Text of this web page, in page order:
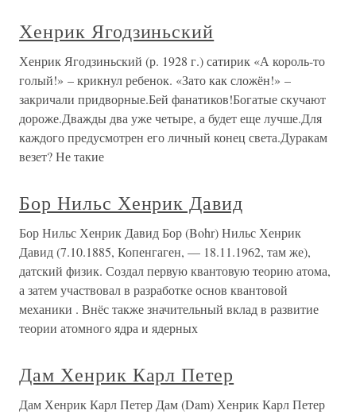
Хенрик Ягодзиньский
Хенрик Ягодзиньский (р. 1928 г.) сатирик «А король-то
голый!» – крикнул ребенок. «Зато как сложён!» –
закричали придворные.Бей фанатиков!Богатые скучают
дороже.Дважды два уже четыре, а будет еще лучше.Для
каждого предусмотрен его личный конец света.Дуракам
везет? Не такие
Бор Нильс Хенрик Давид
Бор Нильс Хенрик Давид Бор (Bohr) Нильс Хенрик
Давид (7.10.1885, Копенгаген, — 18.11.1962, там же),
датский физик. Создал первую квантовую теорию атома,
а затем участвовал в разработке основ квантовой
механики . Внёс также значительный вклад в развитие
теории атомного ядра и ядерных
Дам Хенрик Карл Петер
Дам Хенрик Карл Петер Дам (Dam) Хенрик Карл Петер